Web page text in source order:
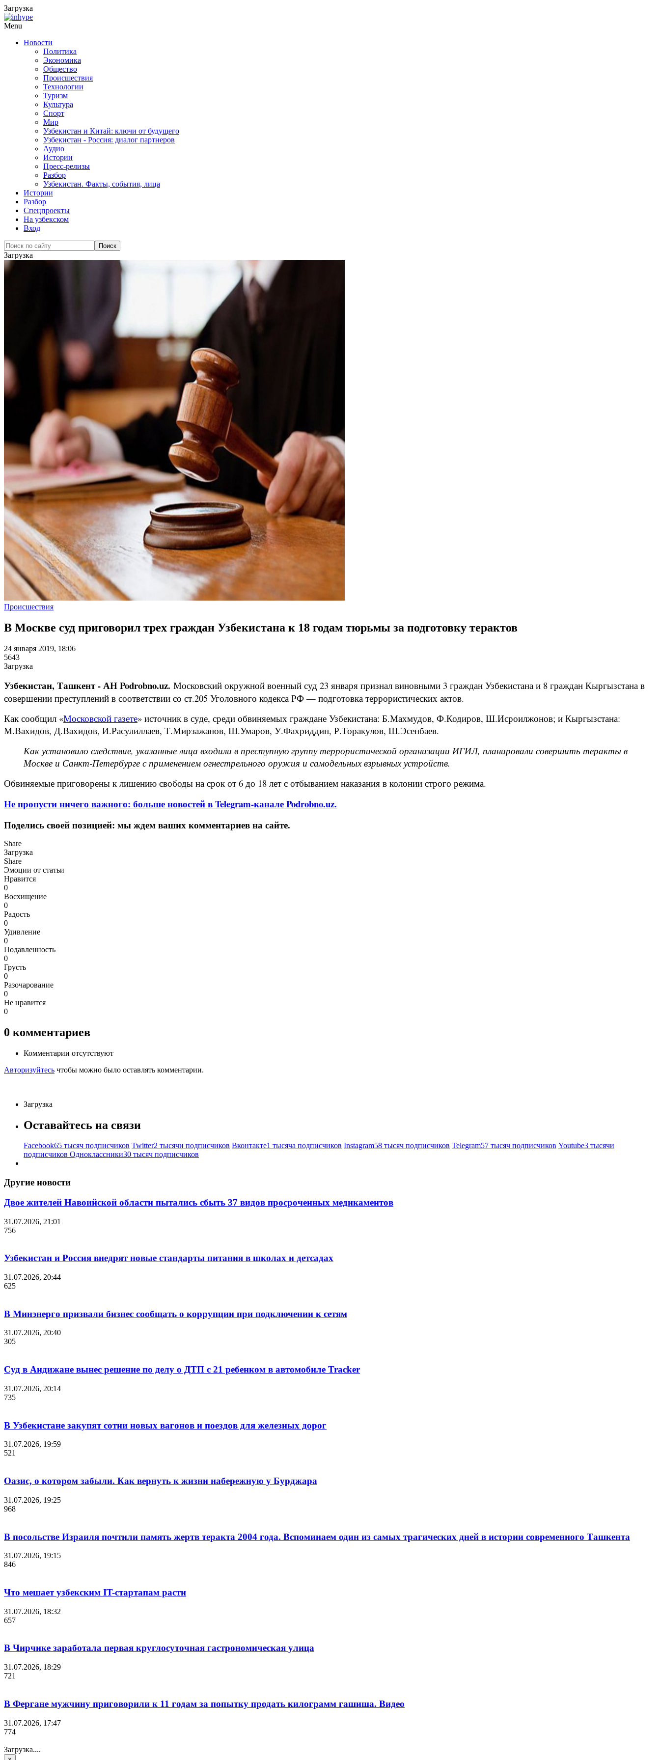
Загрузка
Menu
Новости
Политика
Экономика
Общество
Происшествия
Технологии
Туризм
Культура
Спорт
Мир
Узбекистан и Китай: ключи от будущего
Узбекистан - Россия: диалог партнеров
Аудио
Истории
Пресс-релизы
Разбор
Узбекистан. Факты, события, лица
Истории
Разбор
Спецпроекты
На узбекском
Вход
Загрузка
Происшествия
В Москве суд приговорил трех граждан Узбекистана к 18 годам тюрьмы за подготовку терактов
24 января 2019, 18:06
5643
Загрузка
Узбекистан, Ташкент - АН Podrobno.uz. Московский окружной военный суд 23 января признал виновными 3 граждан Узбекистана и 8 граждан Кыргызстана в
совершении преступлений в соответствии со ст.205 Уголовного кодекса РФ — подготовка террористических актов.
Как сообщил «Московской газете» источник в суде, среди обвиняемых граждане Узбекистана: Б.Махмудов, Ф.Кодиров, Ш.Исроилжонов; и Кыргызстана:
М.Вахидов, Д.Вахидов, И.Расулиллаев, Т.Мирзажанов, Ш.Умаров, У.Фахриддин, Р.Торакулов, Ш.Эсенбаев.
Как установило следствие, указанные лица входили в преступную группу террористической организации ИГИЛ, планировали совершить теракты в
Москве и Санкт-Петербурге с применением огнестрельного оружия и самодельных взрывных устройств.
Обвиняемые приговорены к лишению свободы на срок от 6 до 18 лет с отбыванием наказания в колонии строго режима.
Не пропусти ничего важного: больше новостей в Telegram-канале Podrobno.uz.
Поделись своей позицией: мы ждем ваших комментариев на сайте.
Share
Загрузка
Share
Эмоции от статьи
Нравится
0
Восхищение
0
Радость
0
Удивление
0
Подавленность
0
Грусть
0
Разочарование
0
Не нравится
0
0 комментариев
Комментарии отсутствуют
Авторизуйтесь чтобы можно было оставлять комментарии.
Загрузка
Оставайтесь на связи
Facebook65 тысяч подписчиков Twitter2 тысячи подписчиков Вконтакте1 тысяча подписчиков Instagram58 тысяч подписчиков Telegram57 тысяч подписчиков Youtube3 тысячи
подписчиков Одноклассники30 тысяч подписчиков
Другие новости
Двое жителей Навоийской области пытались сбыть 37 видов просроченных медикаментов
31.07.2026, 21:01
756
Узбекистан и Россия внедрят новые стандарты питания в школах и детсадах
31.07.2026, 20:44
625
В Минэнерго призвали бизнес сообщать о коррупции при подключении к сетям
31.07.2026, 20:40
305
Суд в Андижане вынес решение по делу о ДТП с 21 ребенком в автомобиле Tracker
31.07.2026, 20:14
735
В Узбекистане закупят сотни новых вагонов и поездов для железных дорог
31.07.2026, 19:59
521
Оазис, о котором забыли. Как вернуть к жизни набережную у Бурджара
31.07.2026, 19:25
968
В посольстве Израиля почтили память жертв теракта 2004 года. Вспоминаем один из самых трагических дней в истории современного Ташкента
31.07.2026, 19:15
846
Что мешает узбекским IT-стартапам расти
31.07.2026, 18:32
657
В Чирчике заработала первая круглосуточная гастрономическая улица
31.07.2026, 18:29
721
В Фергане мужчину приговорили к 11 годам за попытку продать килограмм гашиша. Видео
31.07.2026, 17:47
774
Загрузка....